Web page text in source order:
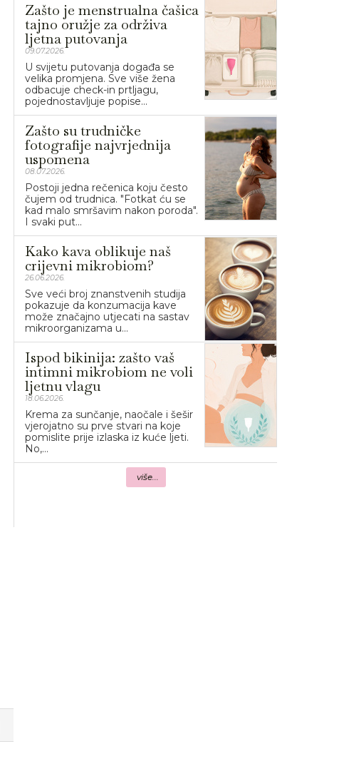
Zašto je menstrualna čašica
tajno oružje za održiva
ljetna putovanja
09.07.2026.
U svijetu putovanja događa se
velika promjena. Sve više žena
odbacuje check-in prtljagu,
pojednostavljuje popise...
Zašto su trudničke
fotografije najvrjednija
uspomena
08.07.2026.
Postoji jedna rečenica koju često
čujem od trudnica. "Fotkat ću se
kad malo smršavim nakon poroda".
I svaki put...
Kako kava oblikuje naš
crijevni mikrobiom?
26.06.2026.
Sve veći broj znanstvenih studija
pokazuje da konzumacija kave
može značajno utjecati na sastav
mikroorganizama u...
Ispod bikinija: zašto vaš
intimni mikrobiom ne voli
ljetnu vlagu
18.06.2026.
Krema za sunčanje, naočale i šešir
vjerojatno su prve stvari na koje
pomislite prije izlaska iz kuće ljeti.
No,...
više...